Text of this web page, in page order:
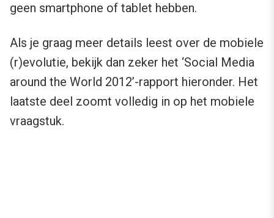
geen smartphone of tablet hebben.
Als je graag meer details leest over de mobiele
(r)evolutie, bekijk dan zeker het ‘Social Media
around the World 2012’-rapport hieronder. Het
laatste deel zoomt volledig in op het mobiele
vraagstuk.